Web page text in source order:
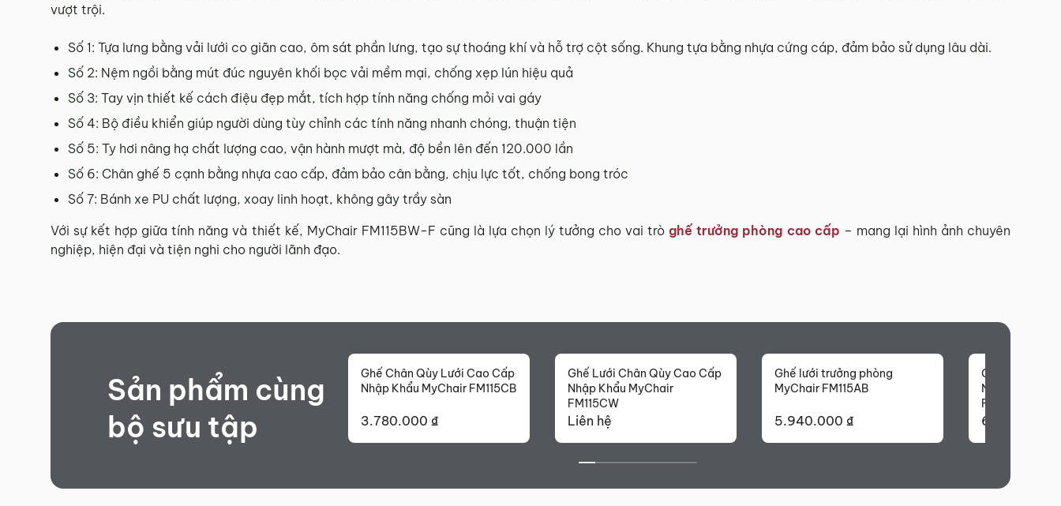
vượt trội.
Số 1: Tựa lưng bằng vải lưới co giãn cao, ôm sát phần lưng, tạo sự thoáng khí và hỗ trợ cột sống. Khung tựa bằng nhựa cứng cáp, đảm bảo sử dụng lâu dài.
Số 2: Nệm ngồi bằng mút đúc nguyên khối bọc vải mềm mại, chống xẹp lún hiệu quả
Số 3: Tay vịn thiết kế cách điệu đẹp mắt, tích hợp tính năng chống mỏi vai gáy
Số 4: Bộ điều khiển giúp người dùng tùy chỉnh các tính năng nhanh chóng, thuận tiện
Số 5: Ty hơi nâng hạ chất lượng cao, vận hành mượt mà, độ bền lên đến 120.000 lần
Số 6: Chân ghế 5 cạnh bằng nhựa cao cấp, đảm bảo cân bằng, chịu lực tốt, chống bong tróc
Số 7: Bánh xe PU chất lượng, xoay linh hoạt, không gây trầy sàn
Với sự kết hợp giữa tính năng và thiết kế, MyChair FM115BW-F cũng là lựa chọn lý tưởng cho vai tròghế trưởng phòng cao cấp – mang lại hình ảnh chuyên
nghiệp, hiện đại và tiện nghi cho người lãnh đạo.
Sản phẩm cùng
bộ sưu tập
Ghế Chân Qùy Lưới Cao Cấp
Nhập Khẩu MyChair FM115CB
3.780.000 ₫
Ghế Lưới Chân Qùy Cao Cấp
Nhập Khẩu MyChair
FM115CW
Liên hệ
Ghế lưới trưởng phòng
MyChair FM115AB
5.940.000 ₫
Ghế Xoay
Nhập Khẩu
FM115AW
6.940.000